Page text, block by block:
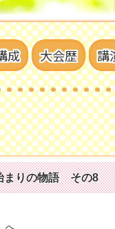
成 大会歴 講
まりの物語 その8